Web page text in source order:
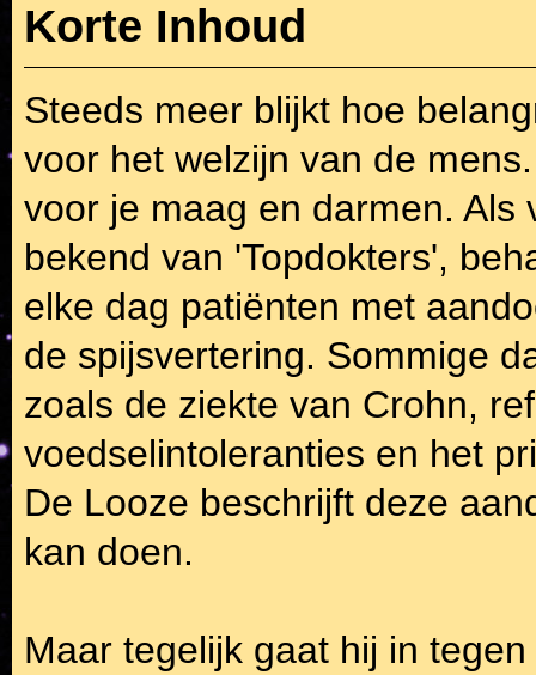
Korte Inhoud
Steeds meer blijkt hoe
voor het welzijn van de
voor je maag en darmen.
bekend van 'Topdokters',
elke dag patiënten met
de spijsvertering. Sommige
zoals de ziekte van Crohn,
voedselintoleranties en het
De Looze beschrijft deze
kan doen.
Maar tegelijk gaat hij in